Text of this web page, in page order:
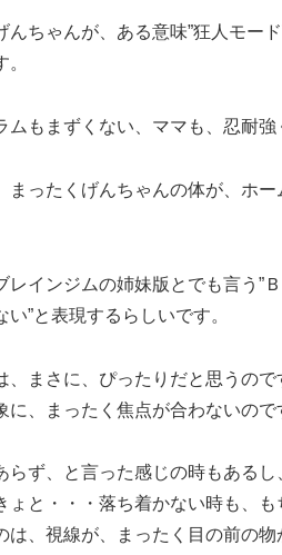
ちゃんが、ある意味”狂人モー
もまずくない、ママも、忍耐強
ったくげんちゃんの体が、ホ
インジムの姉妹版とでも言う”
い”と表現するらしいです。
まさに、ぴったりだと思うので
に、まったく焦点が合わないので
ず、と言った感じの時もあるし
ょと・・・落ち着かない時も、も
は、視線が、まったく目の前の